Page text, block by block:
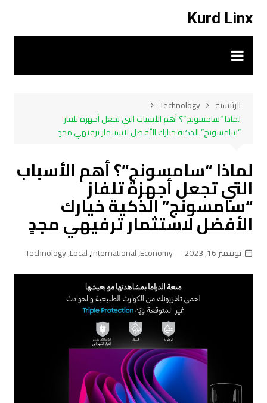
المحتوى
Kurd Linx
الرئيسية
Technology
لماذا “سامسونج”؟ أهم الأسباب التي تجعل أجهزة تلفاز
“سامسونج” الذكية خيارك الأفضل لاستثمار ترفيهي مجدٍ
لماذا “سامسونج”؟ أهم الأسباب
التي تجعل أجهزة تلفاز
“سامسونج” الذكية خيارك
الأفضل لاستثمار ترفيهي مجدٍ
نوفمبر 16, 2023 Economy
,
International
,
Local
,
Technology